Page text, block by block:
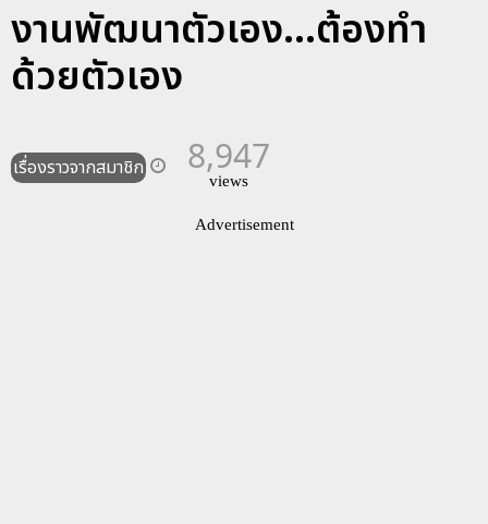
งานพัฒนาตัวเอง...ต้องทำ
ด้วยตัวเอง
เรื่องราวจากสมาชิก 8,947
views
Advertisement